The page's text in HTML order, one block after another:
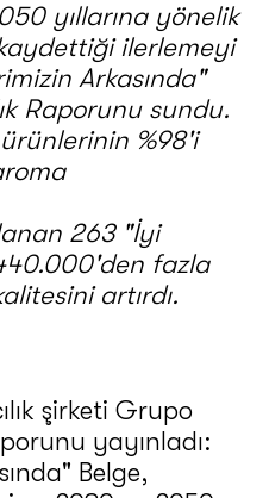
yıllarına yönelik
ilerlemeyi
Arkasında"
Raporunu sundu.
%98'i
263 "İyi
fazla
artırdı.
şirketi Grupo
yayınladı:
Belge,